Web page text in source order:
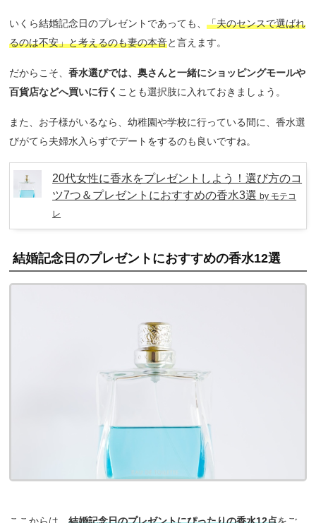
いくら結婚記念日のプレゼントであっても、「夫のセンスで選ばれ
るのは不安」と考えるのも妻の本音と言えます。
だからこそ、香水選びでは、奥さんと一緒にショッピングモールや
百貨店などへ買いに行く ことも選択肢に入れておきましょう。
また、お子様がいるなら、幼稚園や学校に行っている間に、香水選
びがてら夫婦水入らずでデートをするのも良いですね。
20代女性に香水をプレゼントしよう！選び方のコ
ツ7つ＆プレゼントにおすすめの香水3選by モテコ
レ
結婚記念日のプレゼントにおすすめの香水12選